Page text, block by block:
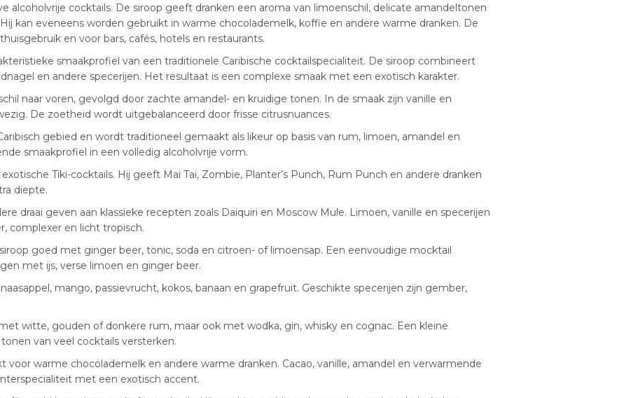
alcoholvrije cocktails. De siroop geeft dranken een aroma van limoenschil, delicate amandeltonen
kan eveneens worden gebruikt in warme chocolademelk, koffie en andere warme dranken. De
en voor bars, cafés, hotels en restaurants.
smaakprofiel van een traditionele Caribische cocktailspecialiteit. De siroop combineert
en andere specerijen. Het resultaat is een complexe smaak met een exotisch karakter.
naar voren, gevolgd door zachte amandel- en kruidige tonen. In de smaak zijn vanille en
De zoetheid wordt uitgebalanceerd door frisse citrusnuances.
gebied en wordt traditioneel gemaakt als likeur op basis van rum, limoen, amandel en
smaakprofiel in een volledig alcoholvrije vorm.
Tiki-cocktails. Hij geeft Mai Tai, Zombie, Planter’s Punch, Rum Punch en andere dranken
diepte.
draai geven aan klassieke recepten zoals Daiquiri en Moscow Mule. Limoen, vanille en specerijen
complexer en licht tropisch.
goed met ginger beer, tonic, soda en citroen- of limoensap. Een eenvoudige mocktail
met ijs, verse limoen en ginger beer.
mango, passievrucht, kokos, banaan en grapefruit. Geschikte specerijen zijn gember,
witte, gouden of donkere rum, maar ook met wodka, gin, whisky en cognac. Een kleine
van veel cocktails versterken.
voor warme chocolademelk en andere warme dranken. Cacao, vanille, amandel en verwarmende
met een exotisch accent.